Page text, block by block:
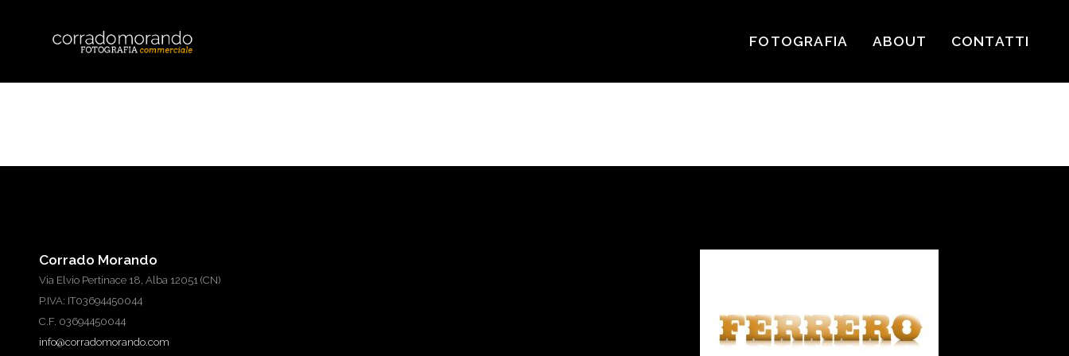
FOTOGRAFIA ABOUT CONTATTI
Corrado Morando
Via Elvio Pertinace 18, Alba 12051 (CN)
P.IVA: IT03694450044
C.F. 03694450044
info@corradomorando.com